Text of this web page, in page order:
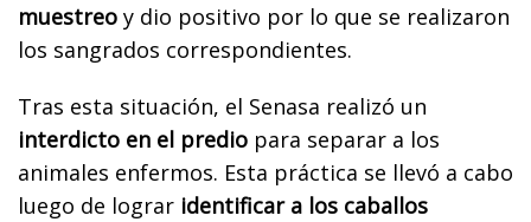
muestreo y dio positivo por lo que se realizaron
los sangrados correspondientes.
Tras esta situación, el Senasa realizó un
interdicto en el predio para separar a los
animales enfermos. Esta práctica se llevó a cabo
luego de lograr identificar a los caballos